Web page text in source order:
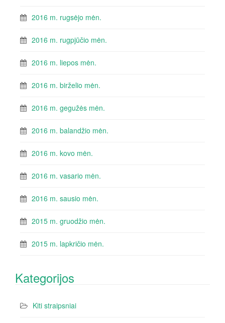
2016 m. rugsėjo mėn.
2016 m. rugpjūčio mėn.
2016 m. liepos mėn.
2016 m. birželio mėn.
2016 m. gegužės mėn.
2016 m. balandžio mėn.
2016 m. kovo mėn.
2016 m. vasario mėn.
2016 m. sausio mėn.
2015 m. gruodžio mėn.
2015 m. lapkričio mėn.
Kategorijos
Kiti straipsniai